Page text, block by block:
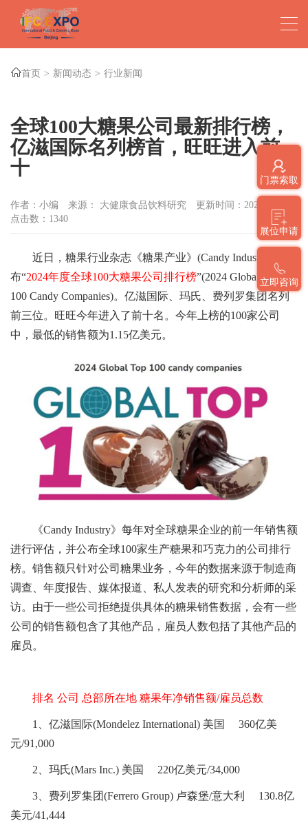
门票索取
展位申请
立即咨询
首页 新闻动态 行业新闻
全球100大糖果公司最新排行榜，
亿滋国际名列榜首，旺旺进入前
十
作者：小编 来源： 大健康食品饮料研究
更新时间：2024-02-20
点击数： 1340
近日，糖果行业杂志《糖果产业》(Candy Industry)发
布“2024年度全球100大糖果公司排行榜”(2024 Global Top
100 Candy Companies)。亿滋国际、玛氏、费列罗集团名列
前三位。旺旺今年进入了前十名。今年上榜的100家公司
中，最低的销售额为1.15亿美元。
《Candy Industry》每年对全球糖果企业的前一年销售额
进行评估，并公布全球100家生产糖果和巧克力的公司排行
榜。销售额只针对公司糖果业务，今年的数据来源于制造商
调查、年度报告、媒体报道、私人发表的研究和分析师的采
访。由于一些公司拒绝提供具体的糖果销售数据，会有一些
公司的销售额包含了其他产品，雇员人数包括了其他产品的
雇员。
排名 公司 总部所在地 糖果年净销售额/雇员总数
1、亿滋国际(Mondelez International) 美国 360亿美
元/91,000
2、玛氏(Mars Inc.) 美国 220亿美元/34,000
3、费列罗集团(Ferrero Group) 卢森堡/意大利 130.8亿
美元/41,444